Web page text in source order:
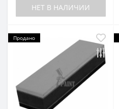
НЕТ В НАЛИЧИИ
Продано